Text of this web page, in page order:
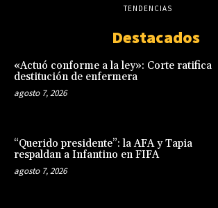
TENDENCIAS
Destacados
«Actuó conforme a la ley»: Corte ratifica
destitución de enfermera
agosto 7, 2026
“Querido presidente”: la AFA y Tapia
respaldan a Infantino en FIFA
agosto 7, 2026